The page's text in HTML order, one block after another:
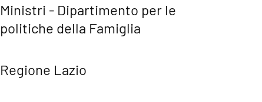
Ministri - Dipartimento per le
politiche della Famiglia
Regione Lazio